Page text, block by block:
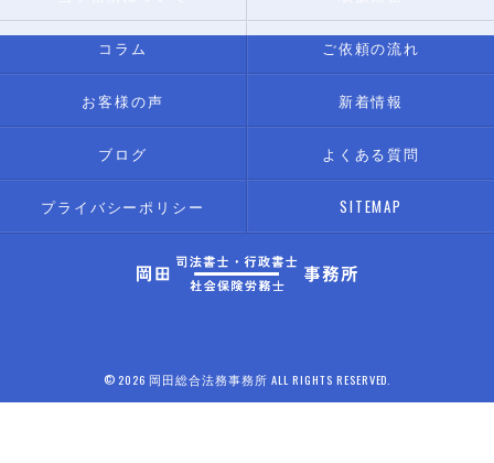
コラム ご依頼の流れ
お客様の声 新着情報
ブログ よくある質問
プライバシーポリシー SITEMAP
© 2026 岡田総合法務事務所 ALL RIGHTS RESERVED.